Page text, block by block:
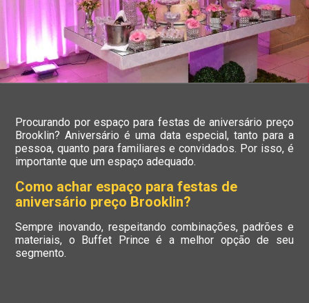
Procurando por espaço para festas de aniversário preço
Brooklin? Aniversário é uma data especial, tanto para a
pessoa, quanto para familiares e convidados. Por isso, é
importante que um espaço adequado.
Como achar espaço para festas de
aniversário preço Brooklin?
Sempre inovando, respeitando combinações, padrões e
materiais, o Buffet Prince é a melhor opção de seu
segmento.